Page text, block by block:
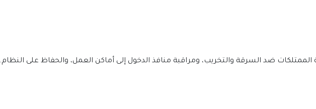
الممتلكات ضد السرقة والتخريب، ومراقبة منافذ الدخول إلى أماكن العمل، والحفاظ على النظام.